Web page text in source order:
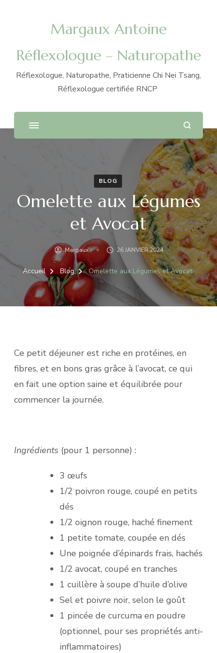
Margaux Antoine
Réflexologue – Naturopathe
Réflexologue, Naturopathe, Praticienne Chi Nei Tsang,
Réflexologue certifiée RNCP
BLOG
Omelette aux Légumes
et Avocat
Margaux 26 JANVIER 2024
Accueil Blog Omelette aux Légumes et Avocat
Ce petit déjeuner est riche en protéines, en
fibres, et en bons gras grâce à l’avocat, ce qui
en fait une option saine et équilibrée pour
commencer la journée.
Ingrédients (pour 1 personne) :
3 œufs
1/2 poivron rouge, coupé en petits
dés
1/2 oignon rouge, haché finement
1 petite tomate, coupée en dés
Une poignée d’épinards frais, hachés
1/2 avocat, coupé en tranches
1 cuillère à soupe d’huile d’olive
Sel et poivre noir, selon le goût
1 pincée de curcuma en poudre
(optionnel, pour ses propriétés anti-
inflammatoires)